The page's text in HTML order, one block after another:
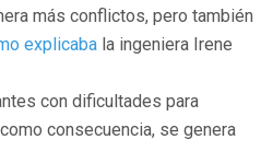
más conflictos, pero también
explicaba la ingeniera Irene
con dificultades para
consecuencia, se genera